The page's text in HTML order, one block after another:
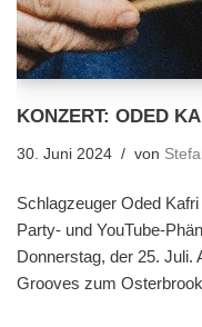
KONZERT: ODED
30. Juni 2024 von
Schlagzeuger Oded
Party- und YouTube-
Donnerstag, der 25. Juli.
Grooves zum